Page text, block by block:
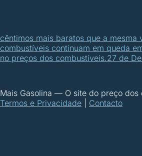
cêntimos mais baratos que a mesma
combustíveis continuam em queda
no preços dos combustíveis.27 de
Mais Gasolina — O site do preço
Termos e Privacidade
Contacto